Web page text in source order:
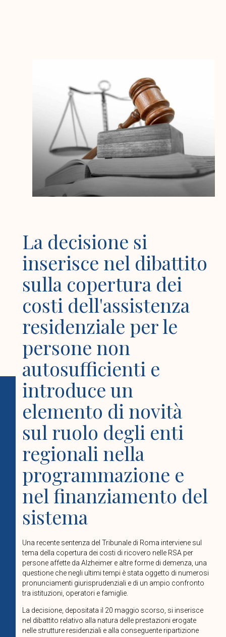
La decisione si
inserisce nel dibattito
sulla copertura dei
costi dell'assistenza
residenziale per le
persone non
autosufficienti e
introduce un
elemento di novità
sul ruolo degli enti
regionali nella
programmazione e
nel finanziamento del
sistema
Una recente sentenza del Tribunale di Roma interviene sul
tema della copertura dei costi di ricovero nelle RSA per
persone affette da Alzheimer e altre forme di demenza, una
questione che negli ultimi tempi è stata oggetto di numerosi
pronunciamenti giurisprudenziali e di un ampio confronto
tra istituzioni, operatori e famiglie.
La decisione, depositata il 20 maggio scorso, si inserisce
nel dibattito relativo alla natura delle prestazioni erogate
nelle strutture residenziali e alla conseguente ripartizione